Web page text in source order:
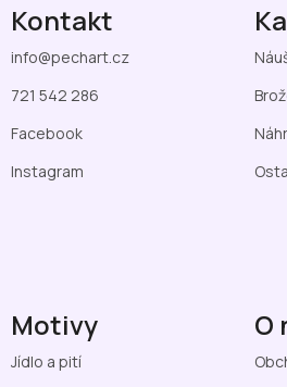
Kontakt
info@pechart.cz
721 542 286
Facebook
Instagram
Motivy
Jídlo a pití
O